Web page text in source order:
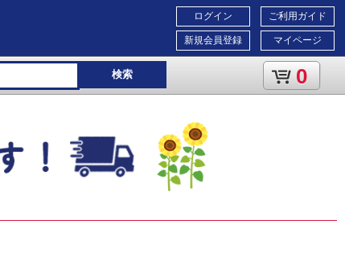
ご利用ガイド
マイページ
ログイン
新規会員登録
検索 0